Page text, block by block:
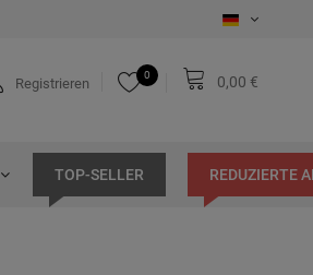
Registrieren
0 0,00 €
TOP-SELLER REDUZIERTE